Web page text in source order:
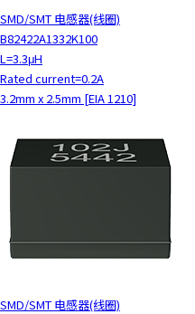
SMD/SMT 电感器(线圈)
B82422A1332K100
L=3.3μH
Rated current=0.2A
3.2mm x 2.5mm [EIA 1210]
SMD/SMT 电感器(线圈)